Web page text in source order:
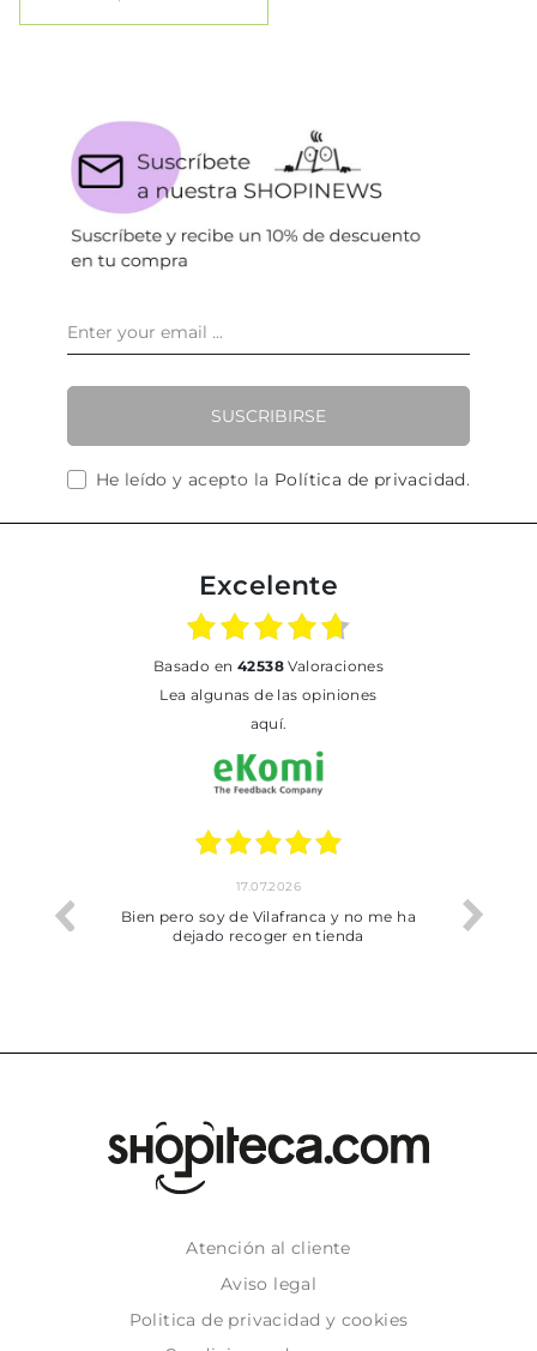
SUSCRIBIRSE
He leído y acepto la Política de privacidad.
Excelente
basado en 42538Valoraciones
Lea algunas de las opiniones
aquí.
trobat
17.07.2026
Bien pero soy de Vilafranca y no me ha
dejado recoger en tienda
Atención al cliente
Aviso legal
Politica de privacidad y cookies